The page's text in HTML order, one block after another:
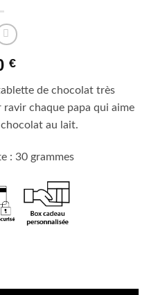
€
de chocolat très
chaque papa qui aime
au lait.
: 30 grammes
"Pour mon papa adoré"